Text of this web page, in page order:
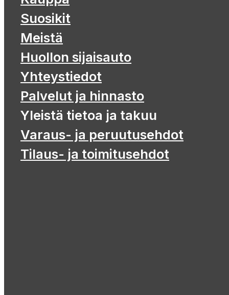
Suosikit
Meistä
Huollon sijaisauto
Yhteystiedot
Palvelut ja hinnasto
Yleistä tietoa ja takuu
Varaus- ja peruutusehdot
Tilaus- ja toimitusehdot